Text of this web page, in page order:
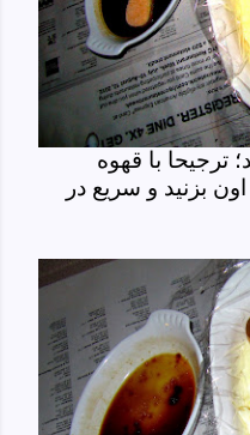
با قهوه
بزنید و سریع در